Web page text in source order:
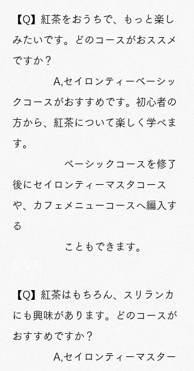
【Q】紅茶をおうちで、もっと楽し
みたいです。どのコースがおススメ
ですか？
A,セイロンティーベーシッ
クコースがおすすめです。初心者の
方から、紅茶について楽しく学べま
す。
ベーシックコースを修了
後にセイロンティーマスタコース
や、カフェメニューコースへ編入す
る
​ こともできます。
【Q】紅茶はもちろん、スリランカ
にも興味があります。どのコースが
おすすめですか？
A,セイロンティーマスター